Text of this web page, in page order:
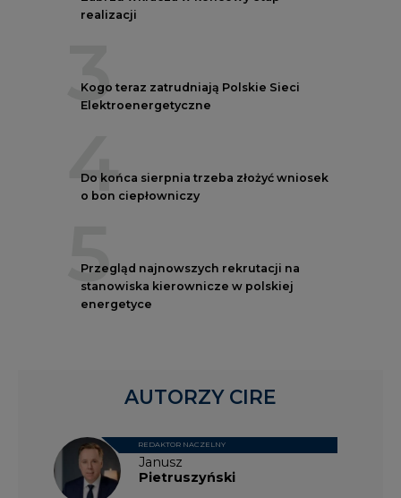
realizacji
3
Kogo teraz zatrudniają Polskie Sieci
Elektroenergetyczne
4
Do końca sierpnia trzeba złożyć wniosek
o bon ciepłowniczy
5
Przegląd najnowszych rekrutacji na
stanowiska kierownicze w polskiej
energetyce
Janusz
Pietruszyński
REDAKTOR NACZELNY
AUTORZY CIRE